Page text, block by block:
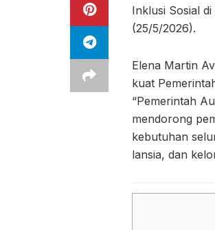
Inklusi Sosial
(25/5/2026).
Elena Martin
kuat
“Pemerintah
mendorong
kebutuhan
lansia, dan